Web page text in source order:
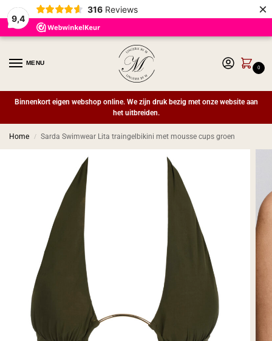
9,4
316 Reviews ×
MENU
0
Binnenkort eigen webshop online. We zijn druk bezig met onze website aan
het uitbreiden.
Home / Sarda Swimwear Lita traingelbikini met mousse cups groen